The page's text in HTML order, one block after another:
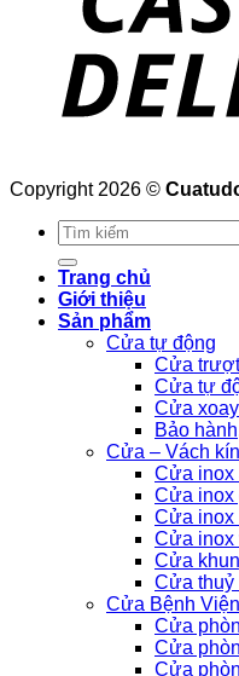
Copyright 2026 ©
Tìm
kiếm:
Trang chủ
Giới thiệu
Sản phẩm
Cửa tự động
Cửa
Cửa tự
Cửa
Bảo
Cửa – Vách
Cửa inox
Cửa inox
Cửa inox
Cửa inox
Cửa
Cửa thuỷ
Cửa Bệnh Viện
Cửa
Cửa
Cửa